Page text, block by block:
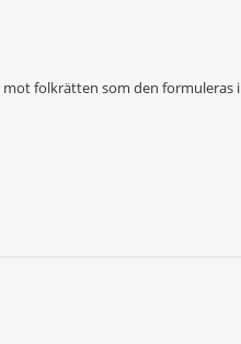
mot folkrätten som den